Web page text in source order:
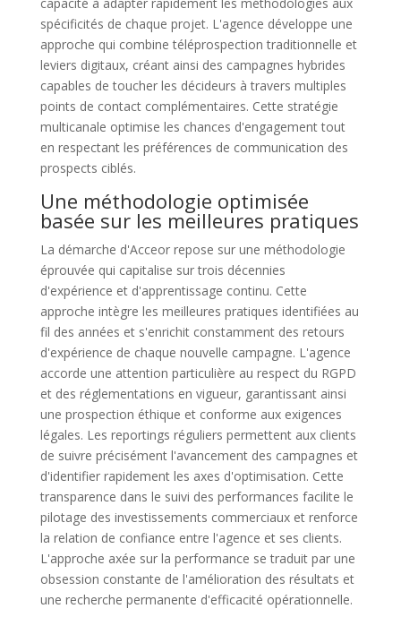
spécificités de chaque projet. L'agence développe une
approche qui combine téléprospection traditionnelle et
leviers digitaux, créant ainsi des campagnes hybrides
capables de toucher les décideurs à travers multiples
points de contact complémentaires. Cette stratégie
multicanale optimise les chances d'engagement tout
en respectant les préférences de communication des
prospects ciblés.
Une méthodologie optimisée
basée sur les meilleures pratiques
La démarche d'Acceor repose sur une méthodologie
éprouvée qui capitalise sur trois décennies
d'expérience et d'apprentissage continu. Cette
approche intègre les meilleures pratiques identifiées au
fil des années et s'enrichit constamment des retours
d'expérience de chaque nouvelle campagne. L'agence
accorde une attention particulière au respect du RGPD
et des réglementations en vigueur, garantissant ainsi
une prospection éthique et conforme aux exigences
légales. Les reportings réguliers permettent aux clients
de suivre précisément l'avancement des campagnes et
d'identifier rapidement les axes d'optimisation. Cette
transparence dans le suivi des performances facilite le
pilotage des investissements commerciaux et renforce
la relation de confiance entre l'agence et ses clients.
L'approche axée sur la performance se traduit par une
obsession constante de l'amélioration des résultats et
une recherche permanente d'efficacité opérationnelle.